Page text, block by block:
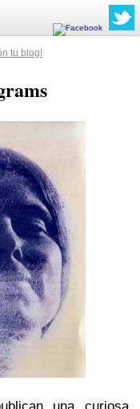
tu blog!